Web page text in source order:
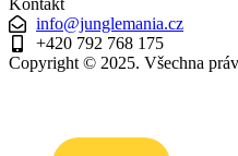
info@junglemania.cz
+420 792 768 175
Copyright © 2025. Všechna